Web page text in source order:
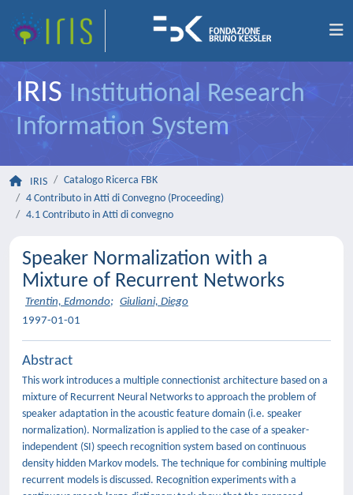
IRIS Institutional Research
Information System
IRIS
Catalogo Ricerca FBK
4 Contributo in Atti di Convegno (Proceeding)
4.1 Contributo in Atti di convegno
Speaker Normalization with a
Mixture of Recurrent Networks
Trentin, Edmondo; Giuliani, Diego
1997-01-01
Abstract
This work introduces a multiple connectionist architecture based on a
mixture of Recurrent Neural Networks to approach the problem of
speaker adaptation in the acoustic feature domain (i.e. speaker
normalization). Normalization is applied to the case of a speaker-
independent (SI) speech recognition system based on continuous
density hidden Markov models. The technique for combining multiple
recurrent models is discussed. Recognition experiments with a